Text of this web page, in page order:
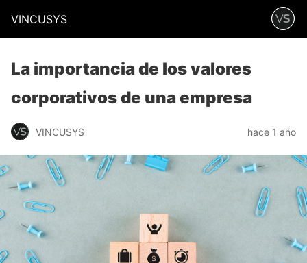
VINCUSYS
La importancia de los valores
corporativos de una empresa
VINCUSYS hace 1 año